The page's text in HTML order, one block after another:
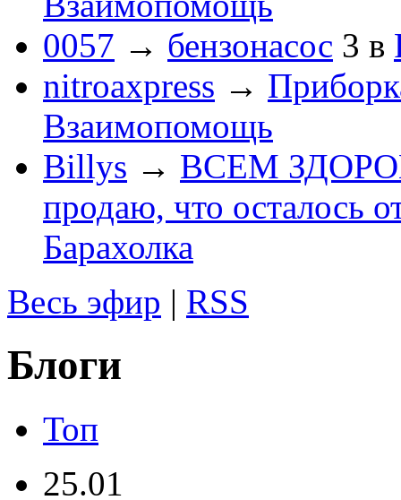
0057 → бензонасос 3 в
nitroaxpress →
Взаимопомощь
Billys → ВСЕМ
продаю, что осталось
Барахолка
Весь эфир | RSS
Блоги
Топ
25.01